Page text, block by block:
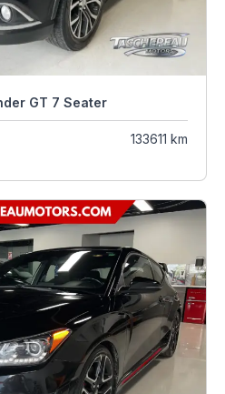
GT 7 Seater
133611 km